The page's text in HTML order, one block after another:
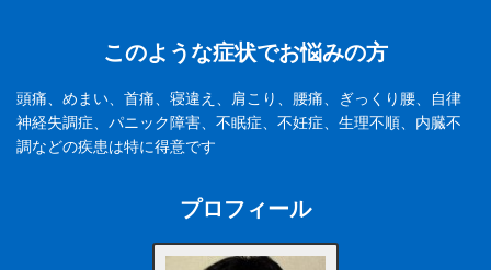
このような症状でお悩みの方
頭痛、めまい、首痛、寝違え、肩こり、腰痛、ぎっくり腰、自律
神経失調症、パニック障害、不眠症、不妊症、生理不順、内臓不
調などの疾患は特に得意です
プロフィール